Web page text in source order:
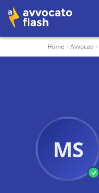
Home › Avvocati ›
MS